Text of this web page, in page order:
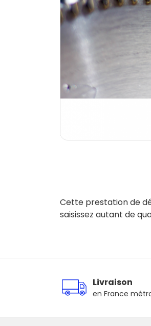
Cette prestation de
saisissez autant de
Livraison
en France